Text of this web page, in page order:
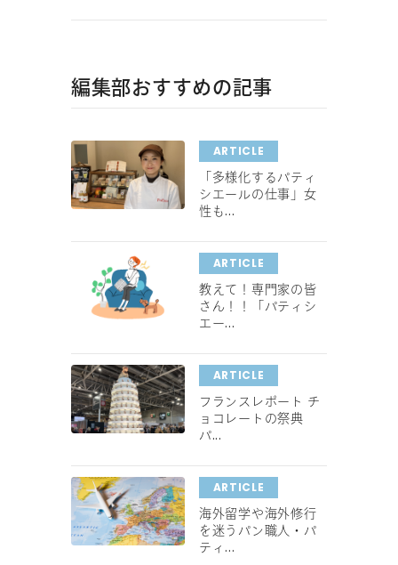
編集部おすすめの記事
ARTICLE
「多様化するパティ
シエールの仕事」女
性も...
ARTICLE
教えて！専門家の皆
さん！！「パティシ
エー...
ARTICLE
フランスレポート チ
ョコレートの祭典
パ...
ARTICLE
海外留学や海外修行
を迷うパン職人・パ
ティ...